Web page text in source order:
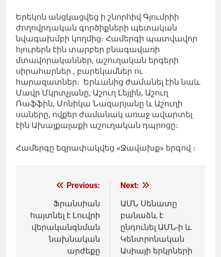
Երեկոն անցկացվեց ի շնորհիվ Գյումրիի
ժողովրդական գործիքների պետական
նվագախմբի կողմից։ Համերգի պատվավոր
հյուրերն էին տարբեր բնագավառի
մտավորականներ, աշուղական երգերի
սիրահարներ , բարեկամներ ու
հարազատներ։ Երևանից ժամանել էին նաև
Մավր Մկրտչյանը, Աշուղ Լեյլին, Աշուղ
Ռաֆֆին, Մոնիկա Նազարյանը և Աշուղի
սաները, ովքեր ժամանակ առաջ ավարտել
էին Ախալքալաքի աշուղական դպրոցը։
Համերգը եզրափակվեց «Ջավախք» երգով ։
Գրառումների
նավարկումը
Previous:
Ֆրանսիան
հայտնել է Լուվրի
վերականգնման
նախնական
արժեքը
Next:
ԱՄՆ Սենատը
բանաձև է
ընդունել ԱՄՆ-ի և
Կենտրոնական
Ասիայի երկրների